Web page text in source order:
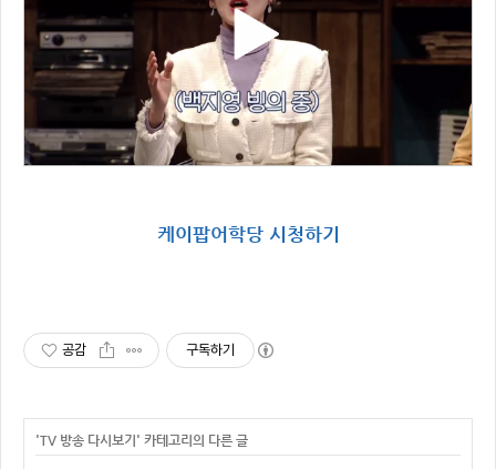
케이팝어학당 시청하기
공감 구독하기
'TV 방송 다시보기 ' 카테고리의 다른 글